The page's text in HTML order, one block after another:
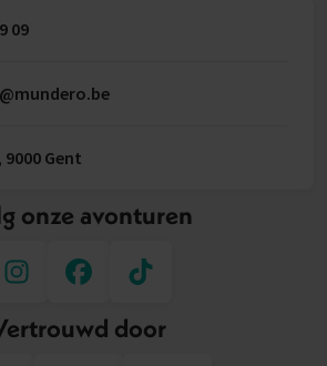
09
Gent
onze avonturen
door